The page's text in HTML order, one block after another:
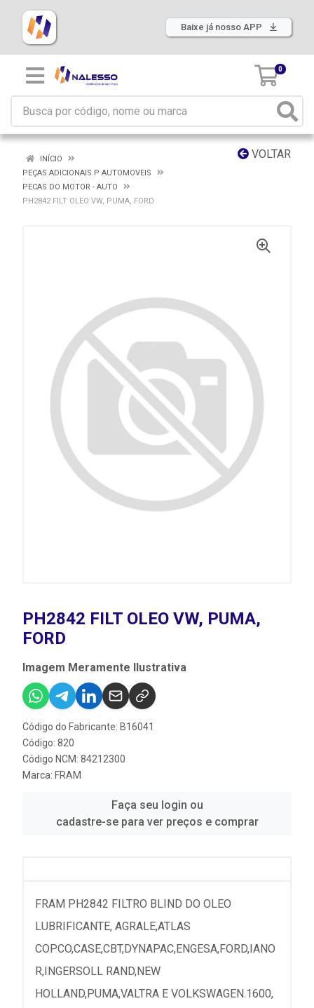
Baixe já nosso APP
0
VOLTAR
INÍCIO
PEÇAS ADICIONAIS P AUTOMOVEIS
PECAS DO MOTOR - AUTO
PH2842 FILT OLEO VW, PUMA, FORD
PH2842 FILT OLEO VW, PUMA,
FORD
Imagem Meramente Ilustrativa
Código do Fabricante: B16041
Código: 820
Código NCM: 84212300
Marca: FRAM
Faça seu login ou
cadastre-se para ver preços e comprar
FRAM PH2842 FILTRO BLIND DO OLEO
LUBRIFICANTE, AGRALE,ATLAS
COPCO,CASE,CBT,DYNAPAC,ENGESA,FORD,IANO
R,INGERSOLL RAND,NEW
HOLLAND,PUMA,VALTRA E VOLKSWAGEN.1600,